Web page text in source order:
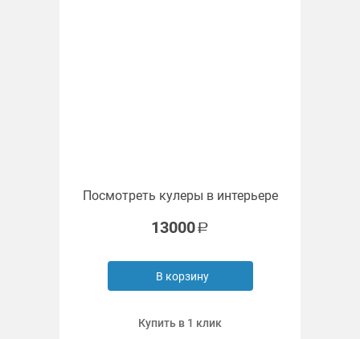
Посмотреть кулеры в интерьере
13000
В корзину
Купить в 1 клик